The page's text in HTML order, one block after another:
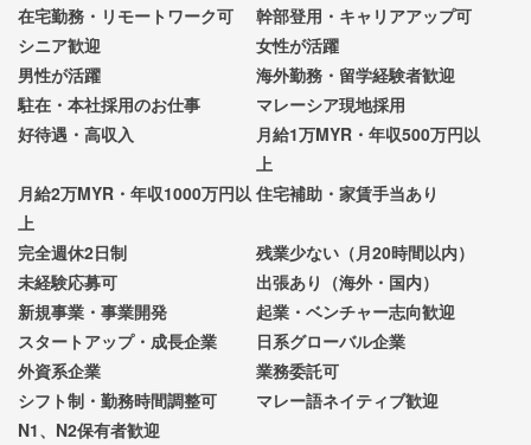
在宅勤務・リモートワーク可
幹部登用・キャリアアップ可
シニア歓迎
女性が活躍
男性が活躍
海外勤務・留学経験者歓迎
駐在・本社採用のお仕事
マレーシア現地採用
好待遇・高収入
月給1万MYR・年収500万円以
上
月給2万MYR・年収1000万円以
上
住宅補助・家賃手当あり
完全週休2日制
残業少ない（月20時間以内）
未経験応募可
出張あり（海外・国内）
新規事業・事業開発
起業・ベンチャー志向歓迎
スタートアップ・成長企業
日系グローバル企業
外資系企業
業務委託可
シフト制・勤務時間調整可
マレー語ネイティブ歓迎
N1、N2保有者歓迎